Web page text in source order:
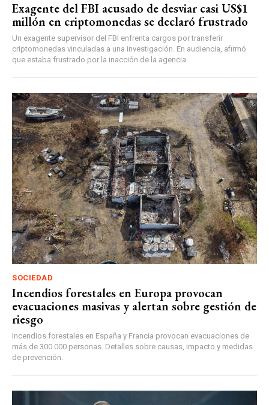
Exagente del FBI acusado de desviar casi US$1
millón en criptomonedas se declaró frustrado
Un exagente supervisor del FBI enfrenta cargos por transferir
criptomonedas vinculadas a una investigación. En audiencia, afirmó
que estaba frustrado por la inacción de la agencia.
SOCIEDAD
Incendios forestales en Europa provocan
evacuaciones masivas y alertan sobre gestión de
riesgo
Incendios forestales en España y Francia provocan evacuaciones de
más de 300.000 personas. Detalles sobre causas, impacto y medidas
de prevención.